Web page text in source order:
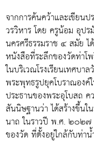
จากการค้นคว้าและเขียน
วรวิหาร โดย ครูน้อม อุป
นครศรีธรรมราช ๔ สมัย ไ
หนังสือที่ระลึกของวัดท่าโ
ในบริเวณโรงเรียนเทศบา
พระพุทธรูปยุคโบราณองค์
ประธานของพระอุโบสถ ค
สันนิษฐานว่า ได้สร้างขึ้นใ
นาถ ในราวปี พ.ศ. ๒๐๒๗
ของวัด ที่ตั้งอยู่ใกล้กับท่า